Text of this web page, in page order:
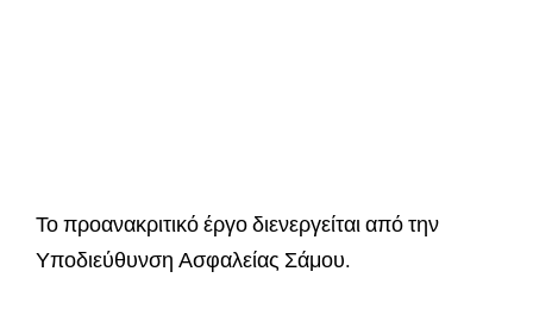
Το προανακριτικό έργο διενεργείται από την
Υποδιεύθυνση Ασφαλείας Σάμου.